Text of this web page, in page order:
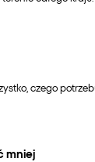
czego
mniej